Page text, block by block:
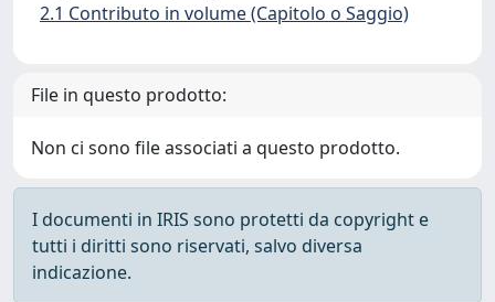
2.1 Contributo in volume (Capitolo o Saggio)
File in questo prodotto:
Non ci sono file associati a questo prodotto.
I documenti in IRIS sono protetti da copyright e
tutti i diritti sono riservati, salvo diversa
indicazione.